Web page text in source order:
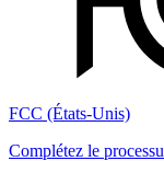
FCC (États-Unis)
Complétez le